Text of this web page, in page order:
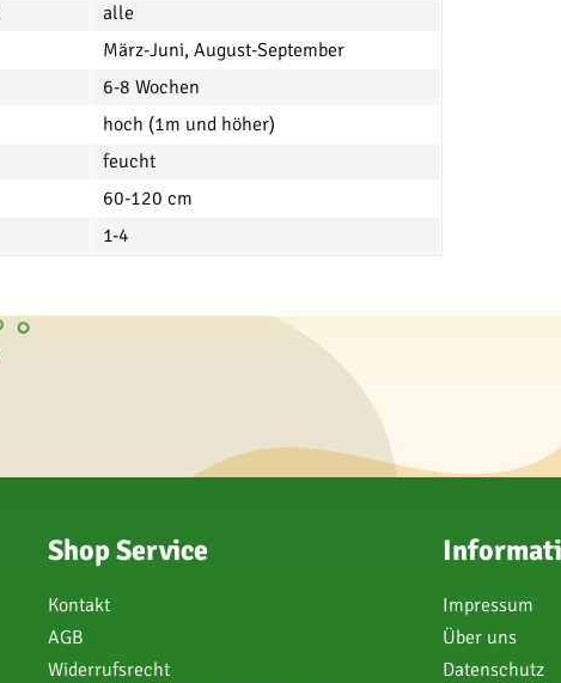
alle
März-Juni, August-September
6-8 Wochen
hoch (1m und höher)
feucht
60-120 cm
1-4
Shop Service
Kontakt
AGB
Widerrufsrecht
Impressum
Über uns
Datenschutz